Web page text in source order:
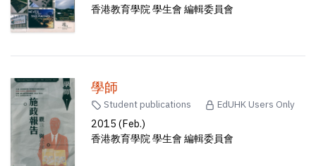
香港教育學院 學生會 編輯委員會
學師
Student publications EdUHK Users Only
2015 (Feb.)
香港教育學院 學生會 編輯委員會